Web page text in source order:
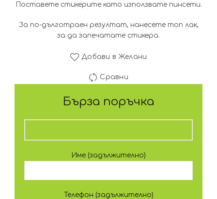
Поставете стикерите като използвате пинсети.
За по-дълготраен резултат, нанесете топ лак,
за да запечатате стикера.
Добави в Желани
Сравни
Бърза поръчка
Име (задължително)
Телефон (задължително)